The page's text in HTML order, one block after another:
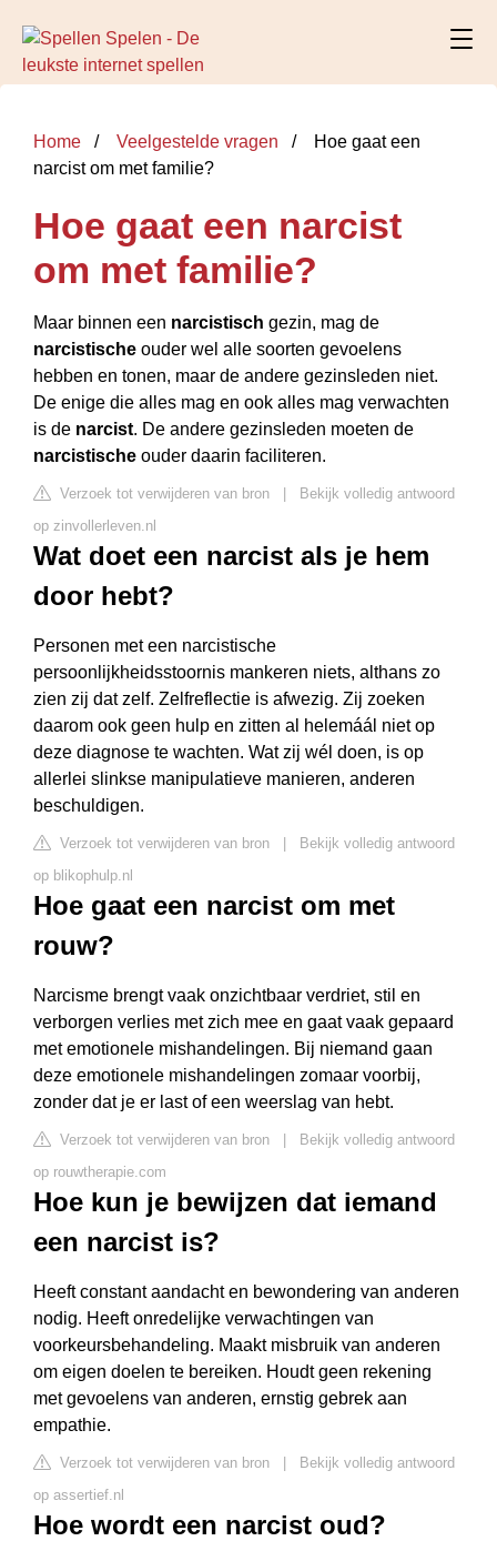
Home Veelgestelde vragen
Hoe gaat een
narcist om met familie?
Hoe gaat een narcist
om met familie?
Maar binnen een narcistisch gezin, mag de
narcistische ouder wel alle soorten gevoelens
hebben en tonen, maar de andere gezinsleden niet.
De enige die alles mag en ook alles mag verwachten
is de narcist. De andere gezinsleden moeten de
narcistische ouder daarin faciliteren.
Verzoek tot verwijderen van bron
Bekijk volledig antwoord
op zinvollerleven.nl
Wat doet een narcist als je hem
door hebt?
Personen met een narcistische
persoonlijkheidsstoornis mankeren niets, althans zo
zien zij dat zelf. Zelfreflectie is afwezig. Zij zoeken
daarom ook geen hulp en zitten al helemáál niet op
deze diagnose te wachten. Wat zij wél doen, is op
allerlei slinkse manipulatieve manieren, anderen
beschuldigen.
Verzoek tot verwijderen van bron
Bekijk volledig antwoord
op blikophulp.nl
Hoe gaat een narcist om met
rouw?
Narcisme brengt vaak onzichtbaar verdriet, stil en
verborgen verlies met zich mee en gaat vaak gepaard
met emotionele mishandelingen. Bij niemand gaan
deze emotionele mishandelingen zomaar voorbij,
zonder dat je er last of een weerslag van hebt.
Verzoek tot verwijderen van bron
Bekijk volledig antwoord
op rouwtherapie.com
Hoe kun je bewijzen dat iemand
een narcist is?
Heeft constant aandacht en bewondering van anderen
nodig. Heeft onredelijke verwachtingen van
voorkeursbehandeling. Maakt misbruik van anderen
om eigen doelen te bereiken. Houdt geen rekening
met gevoelens van anderen, ernstig gebrek aan
empathie.
Verzoek tot verwijderen van bron
Bekijk volledig antwoord
op assertief.nl
Hoe wordt een narcist oud?